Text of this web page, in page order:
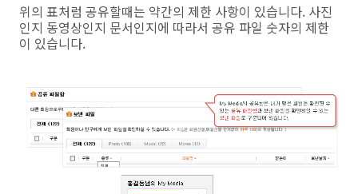
위의 표처럼 공유할때는 약간의 제한 사항이 있습니다. 사진
인지 동영상인지 문서인지에 따라서 공유 파일 숫자의 제한
이 있습니다.